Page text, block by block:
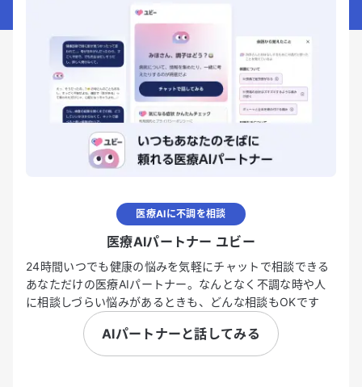
医療AIに不調を相談
医療AIパートナー ユビー
24時間いつでも健康の悩みを気軽にチャットで相談できる
あなただけの医療AIパートナー。なんとなく不調な時や人
に相談しづらい悩みがあるときも、どんな相談もOKです
AIパートナーと話してみる